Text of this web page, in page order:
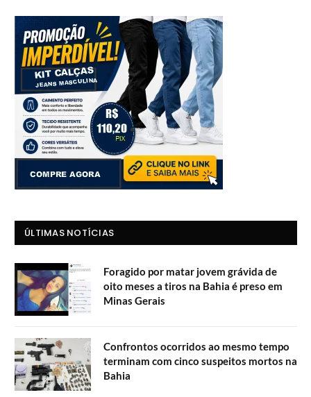
ÚLTIMAS NOTÍCIAS
Foragido por matar jovem grávida de
oito meses a tiros na Bahia é preso em
Minas Gerais
Confrontos ocorridos ao mesmo tempo
terminam com cinco suspeitos mortos na
Bahia